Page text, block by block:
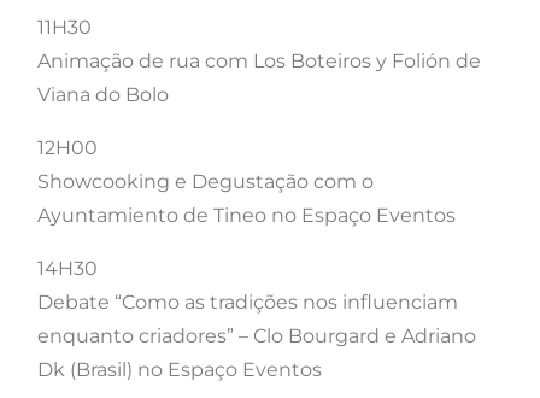
11H30
Animação de rua com Los Boteiros y Folión de
Viana do Bolo
12H00
Showcooking e Degustação com o
Ayuntamiento de Tineo no Espaço Eventos
14H30
Debate “Como as tradições nos influenciam
enquanto criadores” – Clo Bourgard e Adriano
Dk (Brasil) no Espaço Eventos